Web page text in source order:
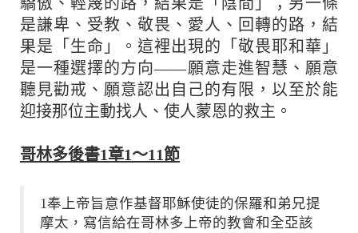
是謙卑、受教、敬畏、愛人、回轉的路，結
果是「生命」。這裡出現的「敬畏耶和華」
是一種選擇的方向——願意走進智慧、願意
聽見勸戒、願意認出自己的有限，以至於能
迎接那位主動找人、使人蒙恩的救主。
哥林多後書1章1～11節
1奉上帝旨意作基督耶穌使徒的保羅和弟兄提
摩太，寫信給在哥林多上帝的教會和全亞該